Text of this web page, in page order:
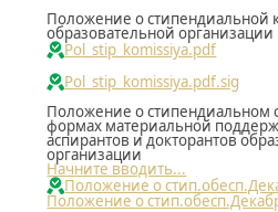
Положение о стипендиальной
образовательной организации
Pol_stip_komissiya.pdf
Pol_stip_komissiya.pdf.sig
Положение о стипендиальном
формах материальной
аспирантов и докторантов
организации
Начните вводить...
Положение о
Положение о